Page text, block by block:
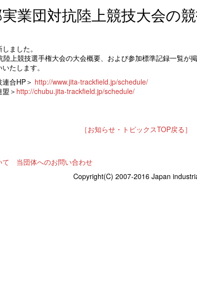
業団対抗陸上競技大会の
ました。
上競技選手権大会の大会概要、および参加標準記録一覧が掲
たします。
合HP＞ http://www.jita-trackfield.jp/schedule/
＞ http://chubu.jita-trackfield.jp/schedule/
［お知らせ・トピックスTOP戻る］
て
当団体へのお問い合わせ
Copyright(C) 2007-2016 Japan